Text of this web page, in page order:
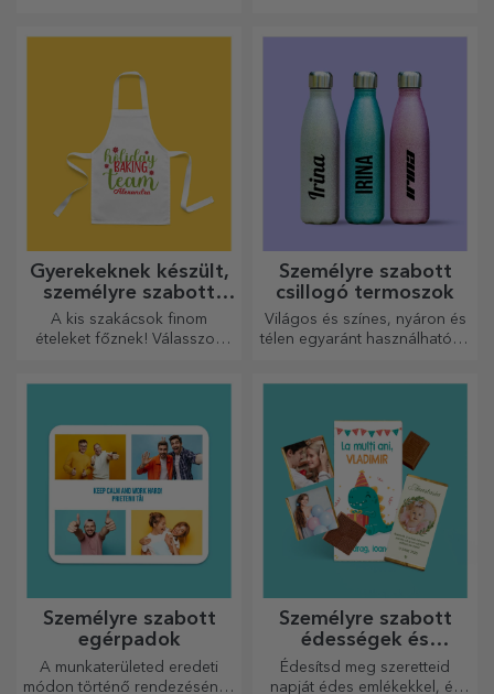
Gyerekeknek készült,
személyre szabott
rövidnadrágok
A kis szakácsok finom
ételeket főznek! Válasszon
Személyre szabott
csillogó termoszok
Világos és színes, nyáron és
télen egyaránt használható, a
őket!
Személyre szabott
egérpadok
A munkaterületed eredeti
módon történő rendezésének
Személyre szabott
édességek és
cukorkák
Édesítsd meg szeretteid
napját édes emlékekkel, és